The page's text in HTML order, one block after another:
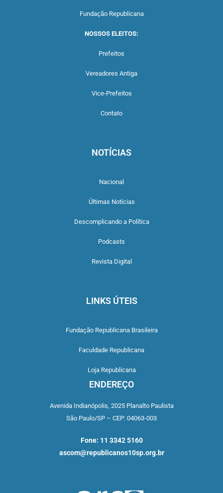
Fundação Republicana
NOSSOS ELEITOS:
Prefeitos
Vereadores Antiga
Vice-Prefeitos
Contato
NOTÍCIAS
Nacional
Últimas Notícias
Descomplicando a Política
Podcasts
Revista Digital
LINKS ÚTEIS
Fundação Republicana Brasileira
Faculdade Republicana
Loja Republicana
ENDEREÇO
Avenida Indianópolis, 2025 Planalto Paulista
São Paulo/SP – CEP: 04063-003
Fone: 11 3342 5160
ascom@republicanos10sp.org.br